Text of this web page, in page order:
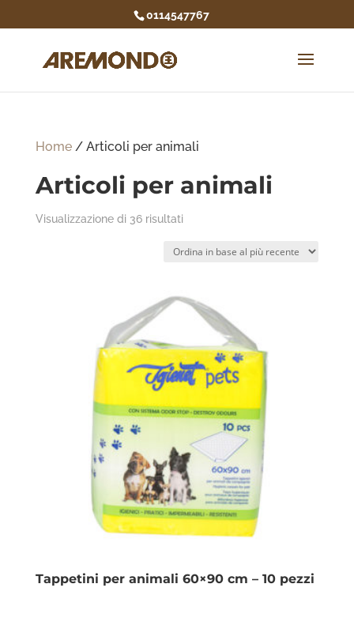
0114547767
Home/ Articoli per animali
Articoli per animali
Visualizzazione di 36 risultatiOrdina
più
recente
Tappetini per animali 60×90 cm – 10 pezzi